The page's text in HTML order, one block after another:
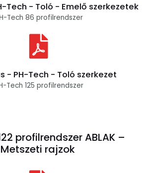
Tech - Toló - Emelő szerkezetek
Tech 86 profilrendszer
- PH-Tech - Toló szerkezet
Tech 125 profilrendszer
profilrendszer ABLAK –
Metszeti rajzok